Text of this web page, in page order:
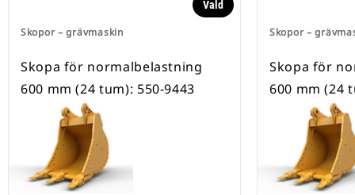
Skopor – grävmaskin
Vald
Skopa för normalbelastning
600 mm (24 tum): 550-9443
Skopor –
Skopa för
600 mm (24